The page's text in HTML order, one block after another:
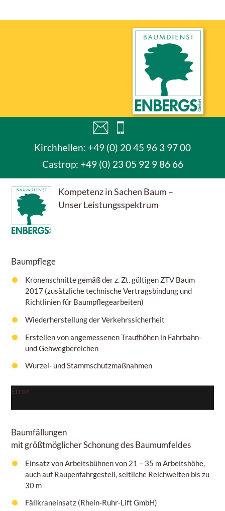
Kirchhellen: +49 (0) 20 45 96 3 97 00
Castrop: +49 (0) 23 05 92 9 86 66
Kompetenz in Sachen Baum –
Unser Leistungsspektrum
Baumpflege
Kronenschnitte gemäß der z. Zt. gültigen ZTV Baum
2017 (zusätzliche technische Vertragsbindung und
Richtlinien für Baumpflegearbeiten)
Wiederherstellung der Verkehrssicherheit
Erstellen von angemessenen Traufhöhen in Fahrbahn-
und Gehwegbereichen
Wurzel- und Stammschutzmaßnahmen
Error
Baumfällungen
mit größtmöglicher Schonung des Baumumfeldes
Einsatz von Arbeitsbühnen von 21 – 35 mArbeitshöhe,
auch auf Raupenfahrgestell, seitliche Reichweiten bis zu
30 m
Fällkraneinsatz (Rhein-Ruhr-Lift GmbH)